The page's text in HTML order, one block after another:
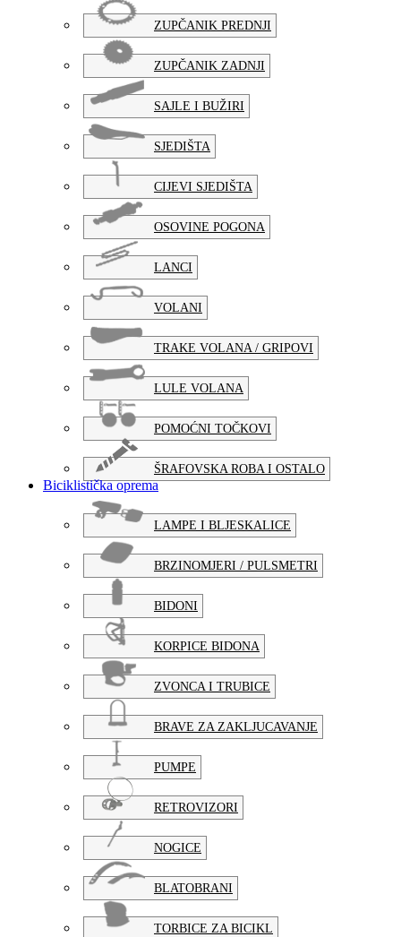
ZUPČANIK PREDNJI
ZUPČANIK ZADNJI
SAJLE I BUŽIRI
SJEDIŠTA
CIJEVI SJEDIŠTA
OSOVINE POGONA
LANCI
VOLANI
TRAKE VOLANA / GRIPOVI
LULE VOLANA
POMOĆNI TOČKOVI
ŠRAFOVSKA ROBA I OSTALO
Biciklistička oprema
LAMPE I BLJESKALICE
BRZINOMJERI / PULSMETRI
BIDONI
KORPICE BIDONA
ZVONCA I TRUBICE
BRAVE ZA ZAKLJUCAVANJE
PUMPE
RETROVIZORI
NOGICE
BLATOBRANI
TORBICE ZA BICIKL